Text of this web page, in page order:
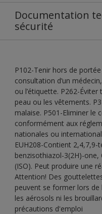
Documentation
sécurité
P102-Tenir hors de
consultation d’un
ou l’étiquette. P262-
peau ou les vêtements.
malaise. P501-Eliminer le
conformément aux
nationales ou
EUH208-Contient
benzisothiazol-3(2H)-
(ISO). Peut produire une
Attention! Des
peuvent se former lors
les aérosols ni les
précautions d'emploi